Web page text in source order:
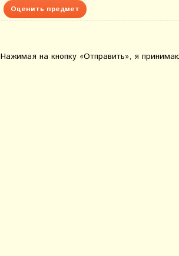
Оценить предмет
Нажимая на кнопку «Отправить», я